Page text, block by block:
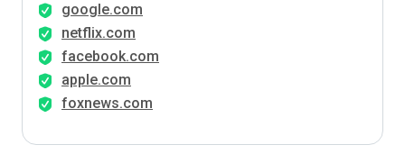
google.com
netflix.com
facebook.com
apple.com
foxnews.com